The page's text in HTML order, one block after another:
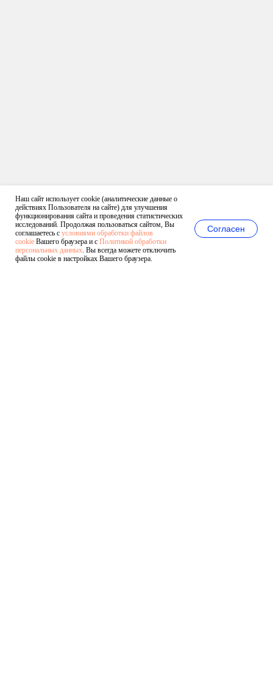
Наш сайт использует cookie (аналитические данные о
действиях Пользователя на сайте) для улучшения
функционирования сайта и проведения статистических
исследований. Продолжая пользоваться сайтом, Вы
соглашаетесь с условиями обработки файлов
cookie Вашего браузера и с Политикой обработки
персональных данных. Вы всегда можете отключить
файлы cookie в настройках Вашего браузера.
Согласен